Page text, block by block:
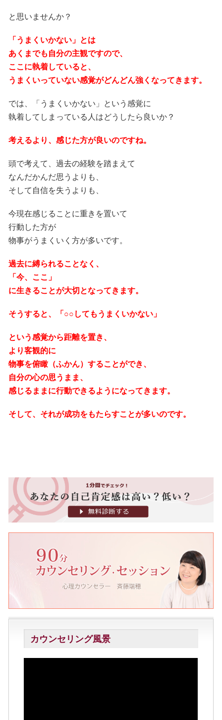
と思いませんか？
「うまくいかない」とは
あくまでも自分の主観ですので、
ここに執着していると、
うまくいっていない感覚がどんどん強くなってきます。
では、「うまくいかない」という感覚に
執着してしまっている人はどうしたら良いか？
考えるより、感じた方が良いのですね。
頭で考えて、過去の経験を踏まえて
なんだかんだ思うよりも、
そして自信を失うよりも、
今現在感じることに重きを置いて
行動した方が
物事がうまくいく方が多いです。
過去に縛られることなく、
「今、ここ」
に生きることが大切となってきます。
そうすると、「○○してもうまくいかない」
という感覚から距離を置き、
より客観的に
物事を俯瞰（ふかん）することができ、
自分の心の思うまま、
感じるままに行動できるようになってきます。
そして、それが成功をもたらすことが多いのです。
カウンセリング風景